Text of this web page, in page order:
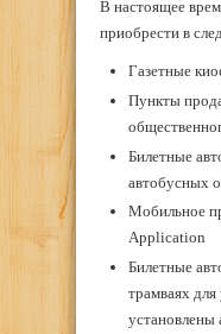
В настоящее
приобрести в
Газетные
Пункты
Билетные
автобусных
Мобильное
Application
Билетные
трамваях для
установлены